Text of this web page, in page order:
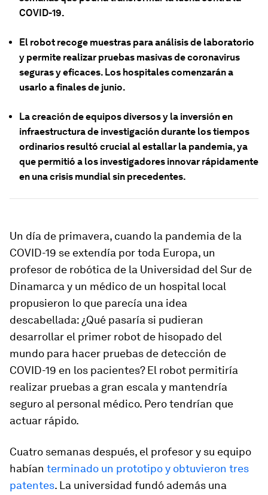
COVID-19.
El robot recoge muestras para análisis de laboratorio
y permite realizar pruebas masivas de coronavirus
seguras y eficaces. Los hospitales comenzarán a
usarlo a finales de junio.
La creación de equipos diversos y la inversión en
infraestructura de investigación durante los tiempos
ordinarios resultó crucial al estallar la pandemia, ya
que permitió a los investigadores innovar rápidamente
en una crisis mundial sin precedentes.
Un día de primavera, cuando la pandemia de la
COVID-19 se extendía por toda Europa, un
profesor de robótica de la Universidad del Sur de
Dinamarca y un médico de un hospital local
propusieron lo que parecía una idea
descabellada: ¿Qué pasaría si pudieran
desarrollar el primer robot de hisopado del
mundo para hacer pruebas de detección de
COVID-19 en los pacientes? El robot permitiría
realizar pruebas a gran escala y mantendría
seguro al personal médico. Pero tendrían que
actuar rápido.
Cuatro semanas después, el profesor y su equipo
habían terminado un prototipo y obtuvieron tres
patentes. La universidad fundó además una